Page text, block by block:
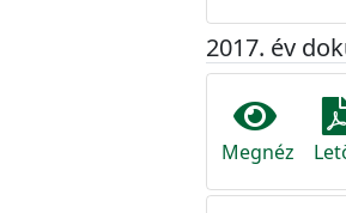
2017. év
Megnéz